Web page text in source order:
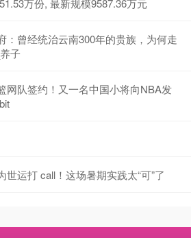
万份, 最新规模9587.36万元
：曾经统治云南300年的贵族，为何走
子
网队签约！又一名中国小将向NBA发
世运打 call！这场暑期实践太“可”了